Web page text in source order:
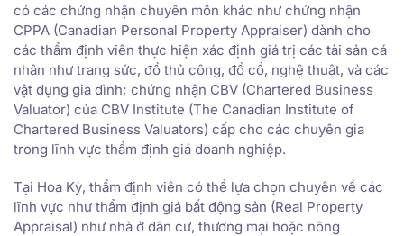
có các chứng nhận chuyên môn khác như chứng nhận
CPPA (Canadian Personal Property Appraiser) dành cho
các thẩm định viên thực hiện xác định giá trị các tài sản cá
nhân như trang sức, đồ thủ công, đồ cổ, nghệ thuật, và các
vật dụng gia đình; chứng nhận CBV (Chartered Business
Valuator) của CBV Institute (The Canadian Institute of
Chartered Business Valuators) cấp cho các chuyên gia
trong lĩnh vực thẩm định giá doanh nghiệp.
Tại Hoa Kỳ, thẩm định viên có thể lựa chọn chuyên về các
lĩnh vực như thẩm định giá bất động sản (Real Property
Appraisal) như nhà ở dân cư, thương mại hoặc nông